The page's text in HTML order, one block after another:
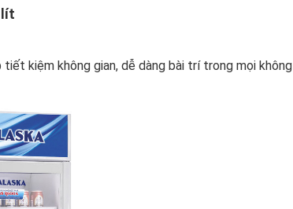
lít
kiệm không gian, dễ dàng bài trí trong mọi không